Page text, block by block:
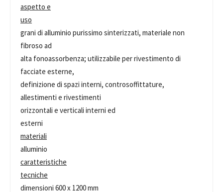
aspetto e
uso
grani di alluminio purissimo sinterizzati, materiale non
fibroso ad
alta fonoassorbenza; utilizzabile per rivestimento di
facciate esterne,
definizione di spazi interni, controsoffittature,
allestimenti e rivestimenti
orizzontali e verticali interni ed
esterni
materiali
alluminio
caratteristiche
tecniche
dimensioni 600 x 1200 mm